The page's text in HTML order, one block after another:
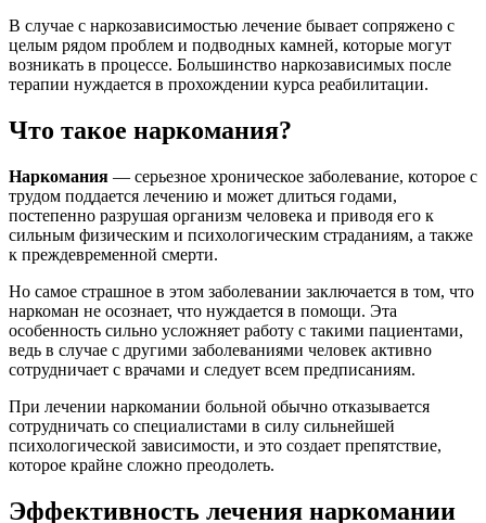
В случае с наркозависимостью лечение бывает сопряжено с
целым рядом проблем и подводных камней, которые могут
возникать в процессе. Большинство наркозависимых после
терапии нуждается в прохождении курса реабилитации.
Что такое наркомания?
Наркомания — серьезное хроническое заболевание, которое с
трудом поддается лечению и может длиться годами,
постепенно разрушая организм человека и приводя его к
сильным физическим и психологическим страданиям, а также
к преждевременной смерти.
Но самое страшное в этом заболевании заключается в том, что
наркоман не осознает, что нуждается в помощи. Эта
особенность сильно усложняет работу с такими пациентами,
ведь в случае с другими заболеваниями человек активно
сотрудничает с врачами и следует всем предписаниям.
При лечении наркомании больной обычно отказывается
сотрудничать со специалистами в силу сильнейшей
психологической зависимости, и это создает препятствие,
которое крайне сложно преодолеть.
Эффективность лечения наркомании